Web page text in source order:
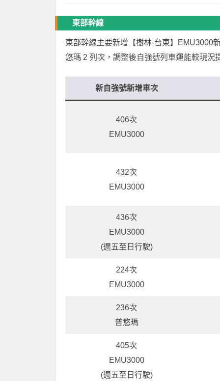
東部幹線
東部幹線主要新增【樹林-台東】EMU3000
悠瑪 2 列次，調整後自強號列車運能較現況
新自強號新增車次
406次
EMU3000
432次
EMU3000
436次
EMU3000
(週五至日行駛)
224次
EMU3000
236次
普悠瑪
405次
EMU3000
(週五至日行駛)